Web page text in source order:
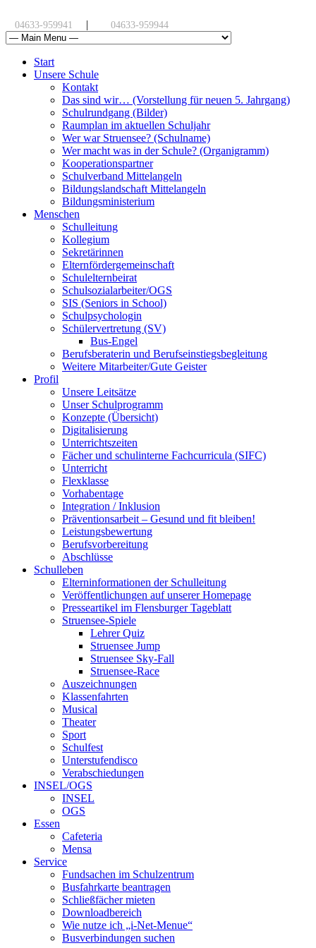
04633-959941 | 04633-959944
Start
Unsere Schule
Kontakt
Das sind wir… (Vorstellung für neuen 5. Jahrgang)
Schulrundgang (Bilder)
Raumplan im aktuellen Schuljahr
Wer war Struensee? (Schulname)
Wer macht was in der Schule? (Organigramm)
Kooperationspartner
Schulverband Mittelangeln
Bildungslandschaft Mittelangeln
Bildungsministerium
Menschen
Schulleitung
Kollegium
Sekretärinnen
Elternfördergemeinschaft
Schulelternbeirat
Schulsozialarbeiter/OGS
SIS (Seniors in School)
Schulpsychologin
Schülervertretung (SV)
Bus-Engel
Berufsberaterin und Berufseinstiegsbegleitung
Weitere Mitarbeiter/Gute Geister
Profil
Unsere Leitsätze
Unser Schulprogramm
Konzepte (Übersicht)
Digitalisierung
Unterrichtszeiten
Fächer und schulinterne Fachcurricula (SIFC)
Unterricht
Flexklasse
Vorhabentage
Integration / Inklusion
Präventionsarbeit – Gesund und fit bleiben!
Leistungsbewertung
Berufsvorbereitung
Abschlüsse
Schulleben
Elterninformationen der Schulleitung
Veröffentlichungen auf unserer Homepage
Presseartikel im Flensburger Tageblatt
Struensee-Spiele
Lehrer Quiz
Struensee Jump
Struensee Sky-Fall
Struensee-Race
Auszeichnungen
Klassenfahrten
Musical
Theater
Sport
Schulfest
Unterstufendisco
Verabschiedungen
INSEL/OGS
INSEL
OGS
Essen
Cafeteria
Mensa
Service
Fundsachen im Schulzentrum
Busfahrkarte beantragen
Schließfächer mieten
Downloadbereich
Wie nutze ich „i-Net-Menue“
Busverbindungen suchen